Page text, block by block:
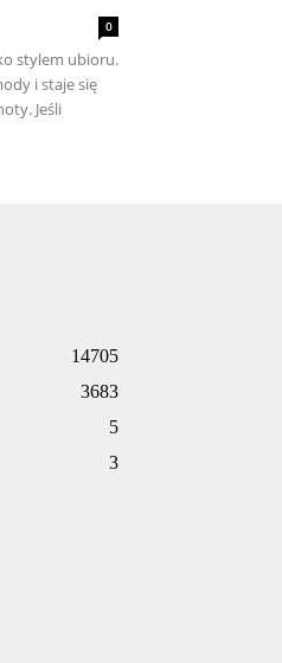
0
stylem ubioru.
i staje się
Jeśli
14705
3683
5
3